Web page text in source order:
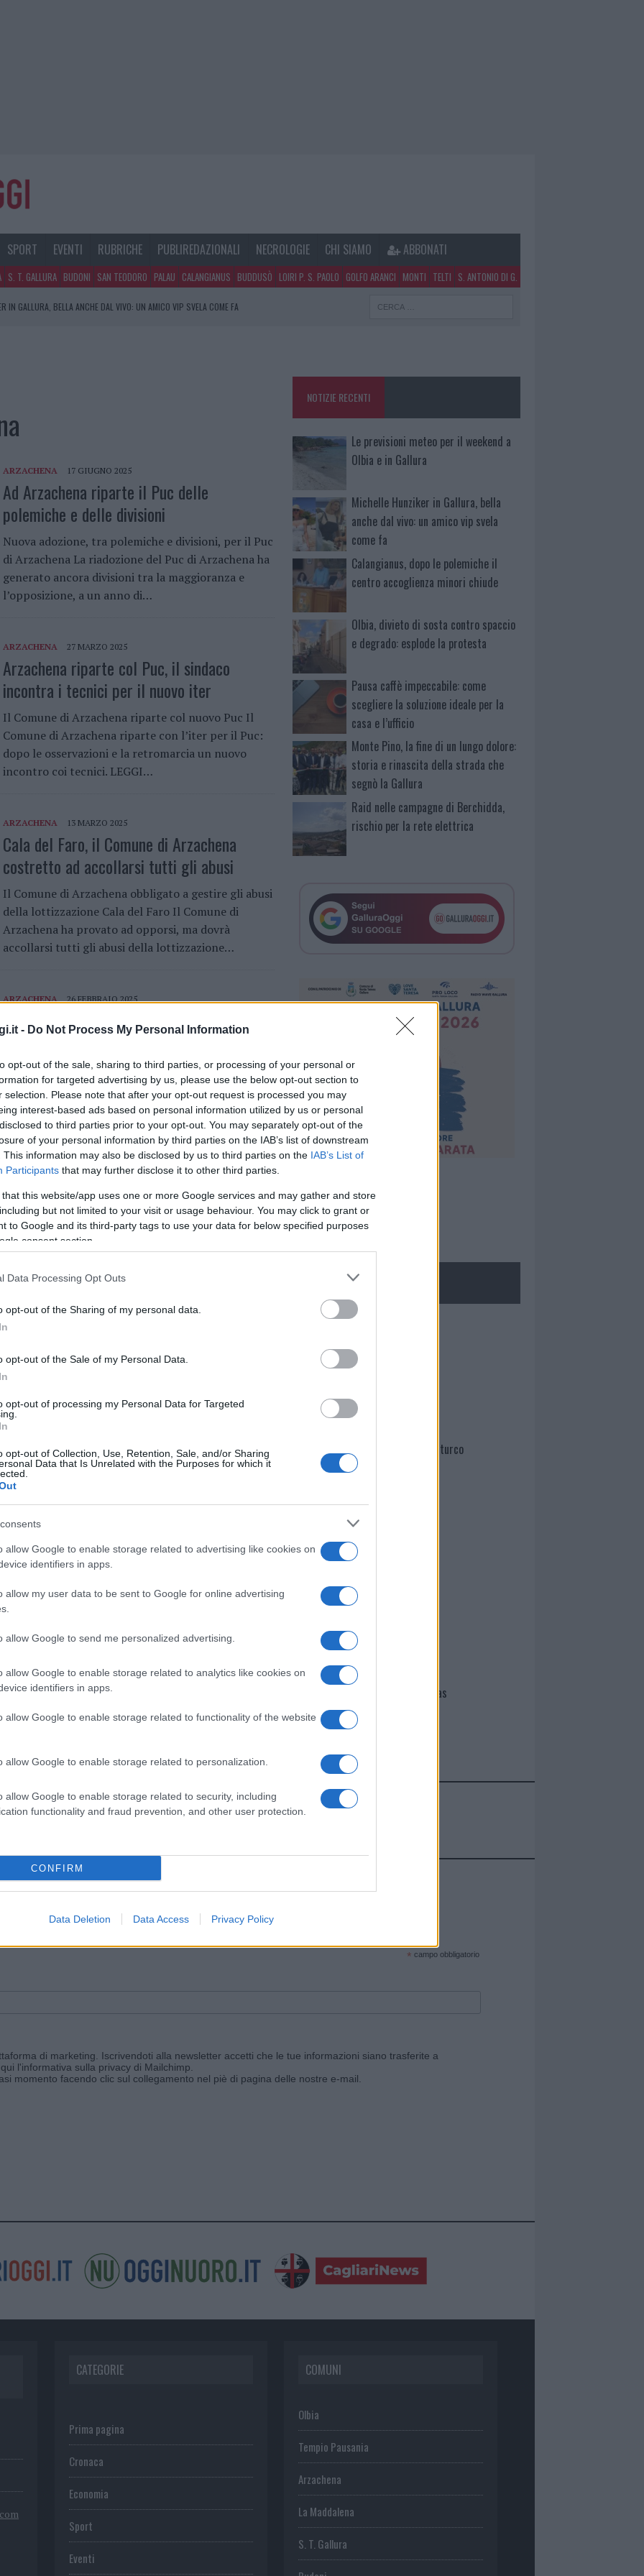
- Do Not Process My Personal Information
opt-out of the sale, sharing to third parties, or processing of your personal or
for targeted advertising by us, please use the below opt-out section to
selection. Please note that after your opt-out request is processed you may
interest-based ads based on personal information utilized by us or personal
to third parties prior to your opt-out. You may separately opt-out of the
of your personal information by third parties on the IAB’s list of downstream
This information may also be disclosed by us to third parties on the IAB’s List of
Participants that may further disclose it to other third parties.
that this website/app uses one or more Google services and may gather and store
but not limited to your visit or usage behaviour. You may click to grant or
to Google and its third-party tags to use your data for below specified purposes
consent section.
Data Processing Opt Outs
opt-out of the Sharing of my personal data.
opt-out of the Sale of my Personal Data.
opt-out of processing my Personal Data for Targeted
opt-out of Collection, Use, Retention, Sale, and/or Sharing
Data that Is Unrelated with the Purposes for which it
allow Google to enable storage related to advertising like cookies on
identifiers in apps.
allow my user data to be sent to Google for online advertising
allow Google to send me personalized advertising.
allow Google to enable storage related to analytics like cookies on
identifiers in apps.
allow Google to enable storage related to functionality of the website
allow Google to enable storage related to personalization.
allow Google to enable storage related to security, including
functionality and fraud prevention, and other user protection.
CONFIRM
Data Deletion Data Access Privacy Policy
SPORT EVENTI RUBRICHE PUBLIREDAZIONALI NECROLOGIE CHI SIAMO ABBONATI
S. T. GALLURA BUDONI SAN TEODORO PALAU CALANGIANUS BUDDUSÒ LOIRI P. S. PAOLO GOLFO ARANCI MONTI TELTI S. ANTONIO DI G.
IN GALLURA, BELLA ANCHE DAL VIVO: UN AMICO VIP SVELA COME FA
LA SOLUZIONE IDEALE PER LA CASA E L’UFFICIO
ARZACHENA 17 GIUGNO 2025
Ad Arzachena riparte il Puc delle
polemiche e delle divisioni
Nuova adozione, tra polemiche e divisioni, per il Puc
di Arzachena La riadozione del Puc di Arzachena ha
generato ancora divisioni tra la maggioranza e
l’opposizione, a un anno di…
ARZACHENA 27 MARZO 2025
Arzachena riparte col Puc, il sindaco
incontra i tecnici per il nuovo iter
Il Comune di Arzachena riparte col nuovo Puc Il
Comune di Arzachena riparte con l’iter per il Puc:
dopo le osservazioni e la retromarcia un nuovo
incontro coi tecnici. LEGGI…
ARZACHENA 13 MARZO 2025
Cala del Faro, il Comune di Arzachena
costretto ad accollarsi tutti gli abusi
Il Comune di Arzachena obbligato a gestire gli abusi
della lottizzazione Cala del Faro Il Comune di
Arzachena ha provato ad opporsi, ma dovrà
accollarsi tutti gli abusi della lottizzazione…
ARZACHENA 26 FEBBRAIO 2025
Il Comune di Arzachena spiega perché ci
sia da fare altra strada per il vero Puc
Il Comune di Arzachena deve riadottare il Puc, ecco
perché Il Comune di Arzachena ha adottato il Puc,
solo dopo ha sentito i cittadini e ora parte l’iter per
una…
ARZACHENA 25 FEBBRAIO 2025
Arzachena si rimangia il Puc: riparte l’iter
dopo una pioggia di osservazioni
Arzachena ha un problema col Puc approvato ad
Arzachena si rimangia il Puc approvato in pieno
Puc di Arzachena, dopo le polemiche il
Comune incontra tecnici e cittadini
Dopo le polemiche politiche il Comune spiega il Puc
Puc aveva creato polemiche ad Arzachena e
d’autunno il Comune organizza incontri con
tecnici…
NOTIZIE RECENTI
Le previsioni meteo per il weekend a
Olbia e in Gallura
Michelle Hunziker in Gallura, bella
anche dal vivo: un amico vip svela
come fa
Calangianus, dopo le polemiche il
centro accoglienza minori chiude
Olbia, divieto di sosta contro spaccio
e degrado: esplode la protesta
Pausa caffè impeccabile: come
scegliere la soluzione ideale per la
casa e l’ufficio
Monte Pino, la fine di un lungo dolore:
storia e rinascita della strada che
segnò la Gallura
Raid nelle campagne di Berchidda,
rischio per la rete elettrica
NECROLOGIE
Martina Agostina Diturco
I nostri cari
I nostri cari
Giovannimaria Cabras
Invia un Comunicato Stampa|Pubblicità|Segnala
e ricevi le nostre email periodiche contenenti le ultime notizie pubblicate sul sito web!
* campo obbligatorio
di marketing. Iscrivendoti alla newsletter accetti che le tue informazioni siano trasferite a
l'informativa sulla privacy di Mailchimp
momento facendo clic sul collegamento nel piè di pagina delle nostre e-mail.
CATEGORIE
Prima pagina
Cronaca
Economia
Sport
Eventi
COMUNI
Olbia
Tempio Pausania
Arzachena
La Maddalena
S. T. Gallura